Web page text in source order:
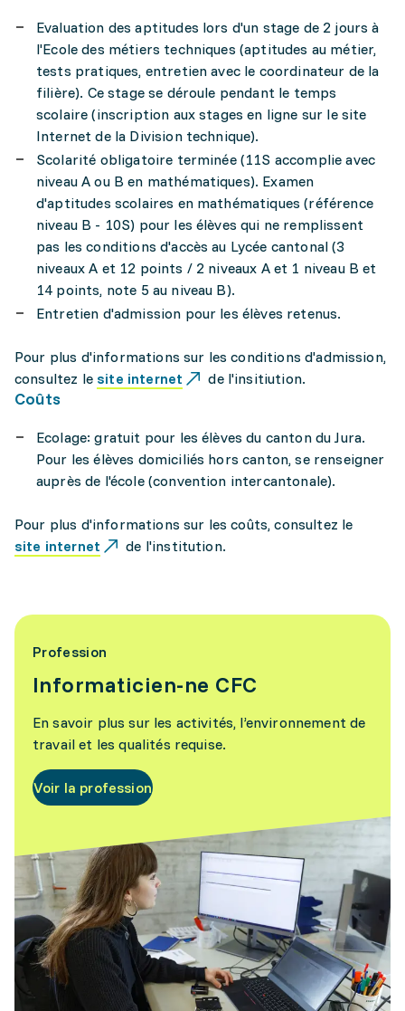
Evaluation des aptitudes lors d'un stage de 2 jours à
l'Ecole des métiers techniques (aptitudes au métier,
tests pratiques, entretien avec le coordinateur de la
filière). Ce stage se déroule pendant le temps
scolaire (inscription aux stages en ligne sur le site
Internet de la Division technique).
Scolarité obligatoire terminée (11S accomplie avec
niveau A ou B en mathématiques). Examen
d'aptitudes scolaires en mathématiques (référence
niveau B - 10S) pour les élèves qui ne remplissent
pas les conditions d'accès au Lycée cantonal (3
niveaux A et 12 points / 2 niveaux A et 1 niveau B et
14 points, note 5 au niveau B).
Entretien d'admission pour les élèves retenus.
Pour plus d'informations sur les conditions d'admission,
consultez le site internet de l'insitiution.
Coûts
Ecolage: gratuit pour les élèves du canton du Jura.
Pour les élèves domiciliés hors canton, se renseigner
auprès de l'école (convention intercantonale).
Pour plus d'informations sur les coûts, consultez le
site internet
de l'institution.
Profession
Informaticien-ne CFC
En savoir plus sur les activités, l’environnement de
travail et les qualités requise.
Voir la profession